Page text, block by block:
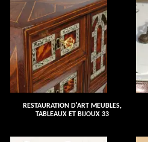
RESTAURATION D'ART MEUBLES,
TABLEAUX ET BIJOUX 33